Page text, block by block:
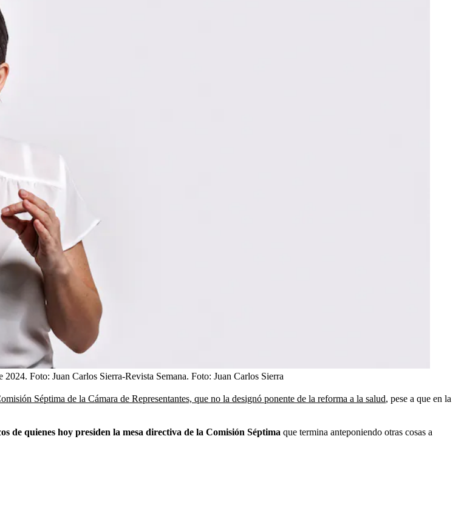
Foto: Juan Carlos Sierra-Revista Semana. Foto: Juan Carlos Sierra
Séptima de la Cámara de Representantes, que no la designó ponente de la reforma a la salud, pese a que en la
de quienes hoy presiden la mesa directiva de la Comisión Séptima que termina anteponiendo otras cosas a